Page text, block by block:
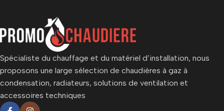
Spécialiste du chauffage et du matériel d’installation, nous
proposons une large sélection de chaudières à gaz à
condensation, radiateurs, solutions de ventilation et
accessoires techniques